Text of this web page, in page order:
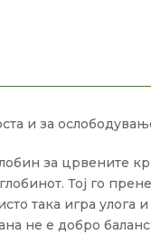
и за
за црвените
Тој го
така игра
не е добро